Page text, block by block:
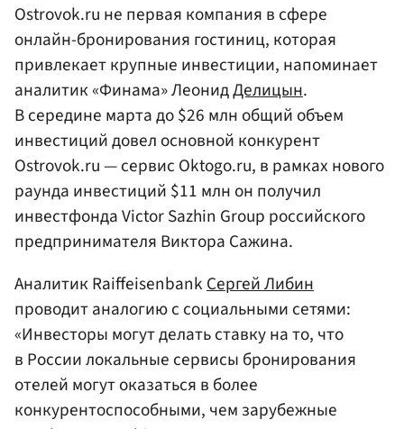
Ostrovok.ru не первая компания в сфере
онлайн-бронирования гостиниц, которая
привлекает крупные инвестиции, напоминает
аналитик «Финама» ЛеонидДелицын.
В середине марта до $26 млн общий объем
инвестиций довел основной конкурент
Ostrovok.ru — сервис Oktogo.ru, в рамках нового
раунда инвестиций $11 млн он получил
инвестфонда Victor Sazhin Group российского
предпринимателя Виктора Сажина.
Аналитик RaiffeisenbankСергей Либин
проводит аналогию с социальными сетями:
«Инвесторы могут делать ставку на то, что
в России локальные сервисы бронирования
отелей могут оказаться в более
конкурентоспособными, чем зарубежные